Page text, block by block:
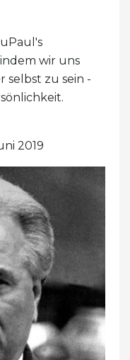
wir uns
selbst zu sein -
2019